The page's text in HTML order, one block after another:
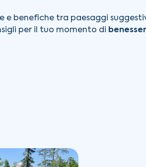
e benefiche tra paesaggi
per il tuo momento di